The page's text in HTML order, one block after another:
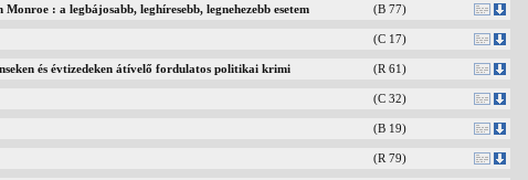
: a legbájosabb, leghíresebb, legnehezebb esetem (B 77)
(C 17)
és évtizedeken átívelő fordulatos politikai krimi (R 61)
(C 32)
(B 19)
(R 79)